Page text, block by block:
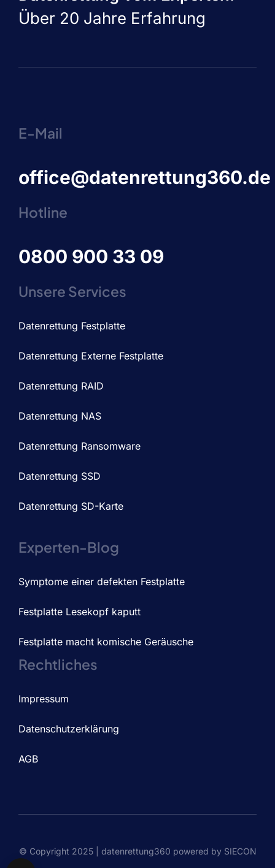
Über 20 Jahre Erfahrung
E-Mail
office@datenrettung360.de
Hotline
0800 900 33 09
Unsere Services
Datenrettung Festplatte
Datenrettung Externe Festplatte
Datenrettung RAID
Datenrettung NAS
Datenrettung Ransomware
Datenrettung SSD
Datenrettung SD-Karte
Experten-Blog
Symptome einer defekten Festplatte
Festplatte Lesekopf kaputt
Festplatte macht komische Geräusche
Rechtliches
Impressum
Datenschutzerklärung
AGB
© Copyright 2025 | datenrettung360 powered by SIECON